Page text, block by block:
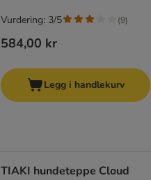
584,00 kr
Vurdering: 3/5 (9)
Legg i handlekurv
TIAKI hundeteppe Cloud